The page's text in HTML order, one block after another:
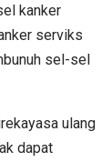
kanker
serviks
sel-sel
ulang
dapat